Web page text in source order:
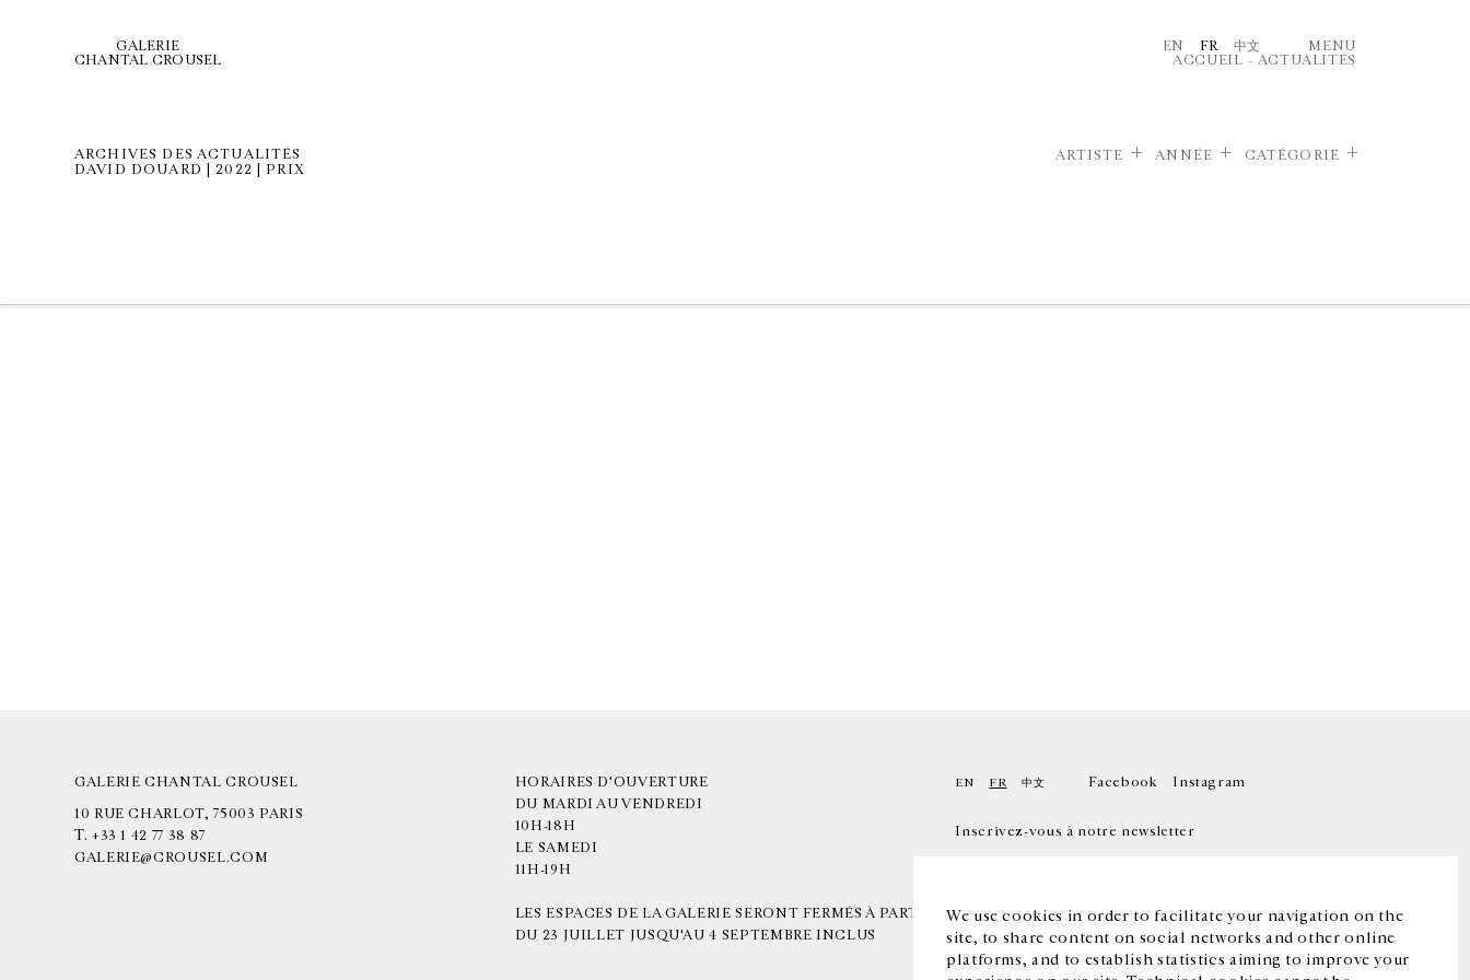
We use cookies in order to facilitate your navigation on the
site, to share content on social networks and other online
platforms, and to establish statistics aiming to improve your
GALERIE
CHANTAL CROUSEL
EN FR 中文
MENU
ACCUEIL – ACTUALITÉS
ARCHIVES DES ACTUALITÉS
DAVID DOUARD | 2022 | PRIX
ARTISTE ANNÉE CATÉGORIE
GALERIE CHANTAL CROUSEL
10 RUE CHARLOT, 75003 PARIS
T. +33 1 42 77 38 87
GALERIE@CROUSEL.COM
HORAIRES D'OUVERTURE
DU MARDI AU VENDREDI
10H-18H
LE SAMEDI
11H-19H
LES ESPACES DE LA GALERIE SERONT FERMÉS À PARTIR
DU 23 JUILLET JUSQU'AU 4 SEPTEMBRE INCLUS
EN FR 中文 Facebook Instagram
Inscrivez-vous à notre newsletter